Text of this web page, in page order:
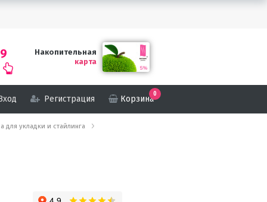
Накопительная
карта
Регистрация Корзина
0
для укладки и стайлинга